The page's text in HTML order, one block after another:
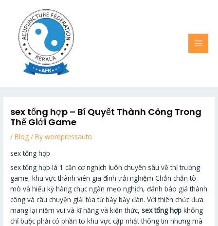
content
sex tổng hợp – Bí Quyết Thành Công Trong
Thế Giới Game
/Blog / Bywordpressauto
sex tổng hợp
sex tổng hợp là 1 căn cơ nghịch luôn chuyên sâu về thị trường
game, khu vực thành viên gia đình trải nghiệm Chắn chắn tò
mò và hiếu kỳ hàng chục ngàn mẹo nghịch, đánh báo giá thành
công và câu chuyện giải tỏa từ bầy bầy đàn. Với thiên chức đưa
mang lại niềm vui và kĩ năng và kiến thức,sex tổng hợp không
chỉ buộc phải có phần to khu vực cập nhật thông tin nhưng mà